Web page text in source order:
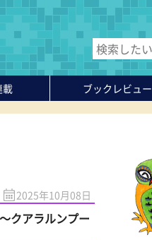
載 ブックレビュー
2025年10月08日
クアラルンプー